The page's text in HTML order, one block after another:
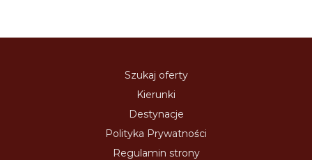
Szukaj oferty
Kierunki
Destynacje
Polityka Prywatności
Regulamin strony